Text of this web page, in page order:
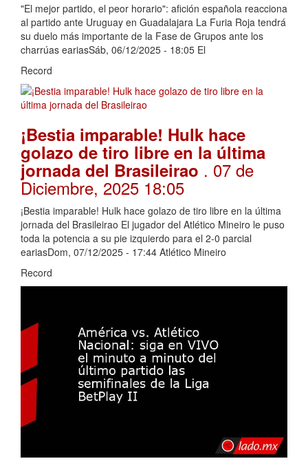
"El mejor partido, el peor horario": afición española reacciona
al partido ante Uruguay en Guadalajara La Furia Roja tendrá
su duelo más importante de la Fase de Grupos ante los
charrúas eariasSáb, 06/12/2025 - 18:05 El
Record
¡Bestia imparable! Hulk hace
golazo de tiro libre en la última
jornada del Brasileirao . 07 de
Diciembre, 2025 18:05
¡Bestia imparable! Hulk hace golazo de tiro libre en la última
jornada del Brasileirao El jugador del Atlético Mineiro le puso
toda la potencia a su pie izquierdo para el 2-0 parcial
eariasDom, 07/12/2025 - 17:44 Atlético Mineiro
Record